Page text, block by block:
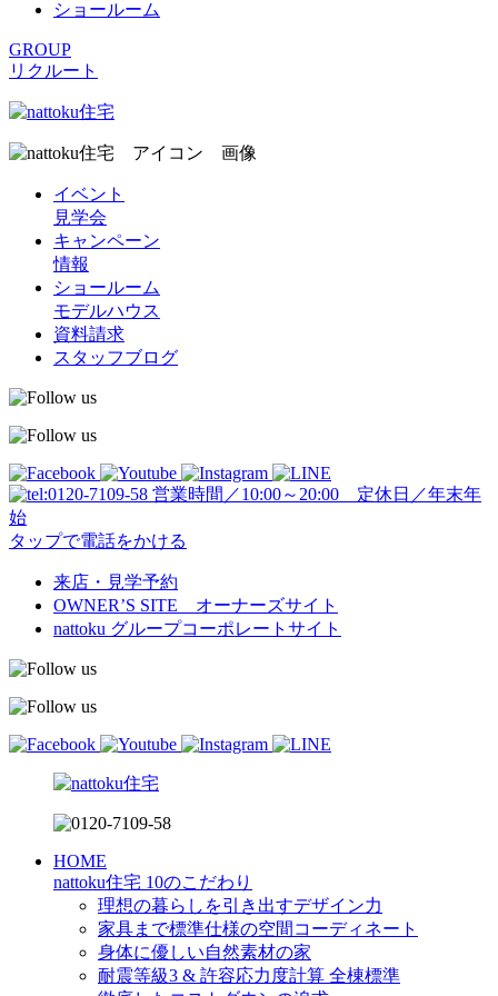
ショールーム
GROUP
リクルート
イベント
見学会
キャンペーン
情報
ショールーム
モデルハウス
資料請求
スタッフブログ
営業時間／10:00～20:00 定休日／年末年
始
タップで電話をかける
来店・見学予約
OWNER’S SITE オーナーズサイト
nattoku グループコーポレートサイト
HOME
nattoku住宅 10のこだわり
理想の暮らしを引き出すデザイン力
家具まで標準仕様の空間コーディネート
身体に優しい自然素材の家
耐震等級3 & 許容応力度計算 全棟標準